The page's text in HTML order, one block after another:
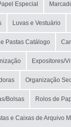
Especial
Luvas e Vestuário
Pastas Catálogo
Expositores/
Organização
Bolsas Rolos de
e Caixas de Arquivo